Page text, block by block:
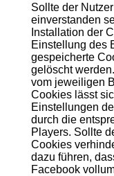
Sollte der
einverstanden
Installation der
Einstellung des
gespeicherte
gelöscht
vom jeweiligen
Cookies lässt
Einstellungen
durch die
Players. Sollte
Cookies
dazu führen,
Facebook